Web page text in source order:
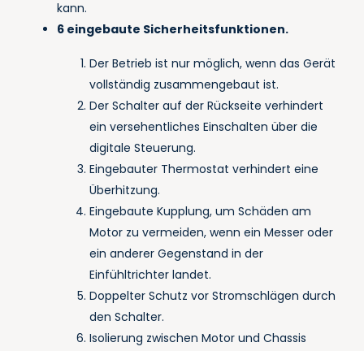
kann.
6 eingebaute Sicherheitsfunktionen.
Der Betrieb ist nur möglich, wenn das Gerät
vollständig zusammengebaut ist.
Der Schalter auf der Rückseite verhindert
ein versehentliches Einschalten über die
digitale Steuerung.
Eingebauter Thermostat verhindert eine
Überhitzung.
Eingebaute Kupplung, um Schäden am
Motor zu vermeiden, wenn ein Messer oder
ein anderer Gegenstand in der
Einfühltrichter landet.
Doppelter Schutz vor Stromschlägen durch
den Schalter.
Isolierung zwischen Motor und Chassis